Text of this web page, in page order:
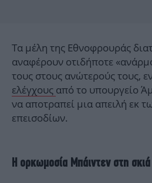
Τα μέλη της Εθνοφρουράς
αναφέρουν οτιδήποτε
τους στους ανώτερούς τους,
ελέγχους από το υπουργείο
να αποτραπεί μια απειλή εκ
επεισοδίων.
Η ορκωμοσία Μπάιντεν στη